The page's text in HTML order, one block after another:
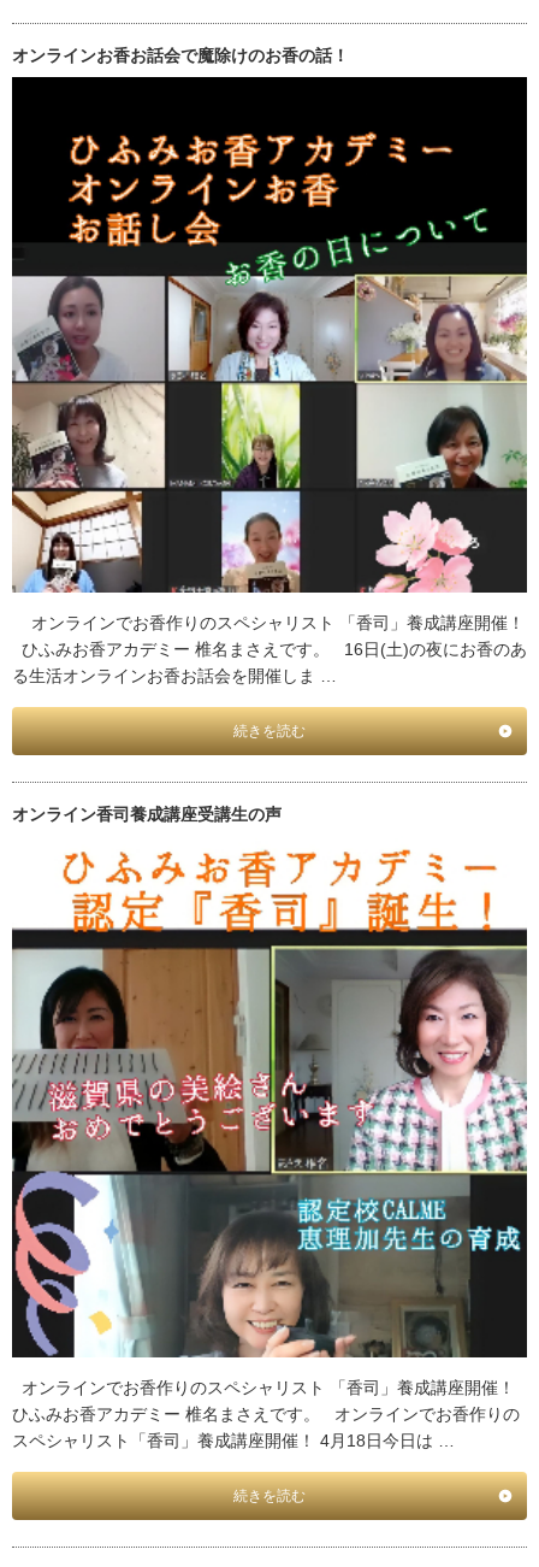
オンラインお香お話会で魔除けのお香の話！
オンラインでお香作りのスペシャリスト 「香司」養成講座開催！
ひふみお香アカデミー 椎名まさえです。 16日(土)の夜にお香のあ
る生活オンラインお香お話会を開催しま …
続きを読む
オンライン香司養成講座受講生の声
オンラインでお香作りのスペシャリスト 「香司」養成講座開催！
ひふみお香アカデミー 椎名まさえです。 オンラインでお香作りの
スペシャリスト「香司」養成講座開催！ 4月18日今日は …
続きを読む